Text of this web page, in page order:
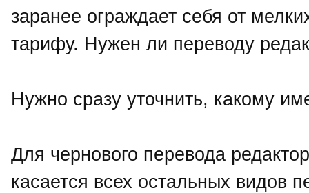
заранее ограждает себя от
тарифу. Нужен ли переводу
Нужно сразу уточнить, какому
Для чернового перевода
касается всех остальных видов